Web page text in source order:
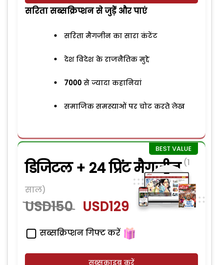
सरिता सब्सक्रिप्शन से जुड़ेें और पाएं
सरिता मैगजीन का सारा कंटेंट
देश विदेश के राजनैतिक मुद्दे
7000से ज्यादा कहानियां
समाजिक समस्याओं पर चोट करते लेख
डिजिटल + 24 प्रिंट मैगजीन (1
साल)
USD150 USD129
सब्सक्रिप्शन गिफ्ट करें
सब्सक्राइब करें